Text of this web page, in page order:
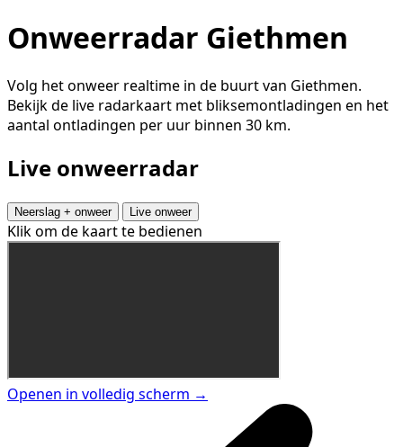
Onweerradar Giethmen
Volg het onweer realtime in de buurt van Giethmen.
Bekijk de live radarkaart met bliksemontladingen en het
aantal ontladingen per uur binnen 30 km.
Live onweerradar
Neerslag + onweer Live onweer
Klik om de kaart te bedienen
Openen in volledig scherm →